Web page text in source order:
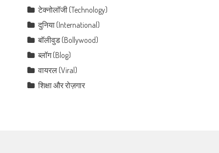
टेक्नोलॉजी (Technology)
दुनिया (International)
बॉलीवुड (Bollywood)
ब्लॉग (Blog)
वायरल (Viral)
शिक्षा और रोज़गार